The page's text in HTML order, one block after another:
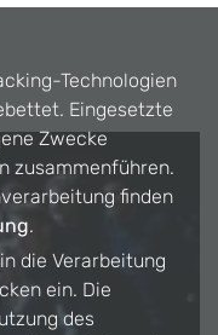
Technologien
Eingesetzte
Zwecke
zusammenführen.
finden
.
die Verarbeitung
ein. Die
des